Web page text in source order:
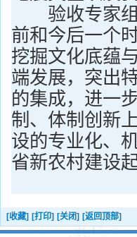
验收专家组
前和今后一个
挖掘文化底蕴
端发展，突出
的集成，进一
制、体制创新
设的专业化、
省新农村建设
[收藏] [打印] [关闭] [返回顶部]